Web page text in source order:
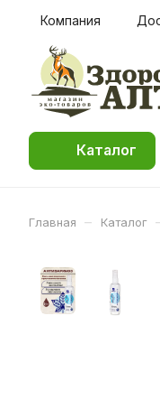
Компания
Каталог
Главная – Каталог